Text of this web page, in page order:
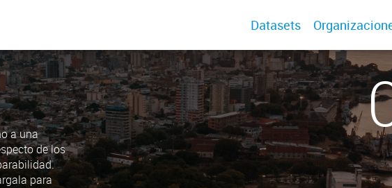
Datasets
a una
de los
para